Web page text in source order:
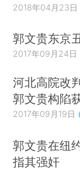
2018年04月23日
郭文贵东京
2017年09月24日
河北高院改
郭文贵构陷
2017年09月19日
郭文贵在纽
指其强奸